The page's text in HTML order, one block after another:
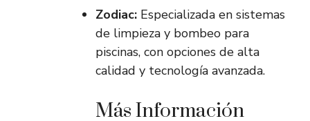
Zodiac: Especializada en sistemas
de limpieza y bombeo para
piscinas, con opciones de alta
calidad y tecnología avanzada.
Más Información